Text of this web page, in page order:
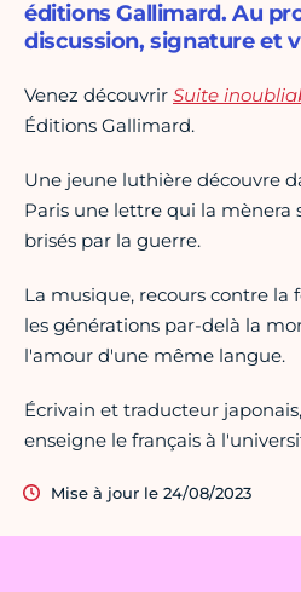
éditions Gallimard. Au
discussion, signature et
Venez découvrir Suite
Éditions Gallimard.
Une jeune luthière découvre
Paris une lettre qui la mènera
brisés par la guerre.
La musique, recours contre la
les générations par-delà la
l'amour d'une même langue.
Écrivain et traducteur
enseigne le français à
Mise à jour le 24/08/2023